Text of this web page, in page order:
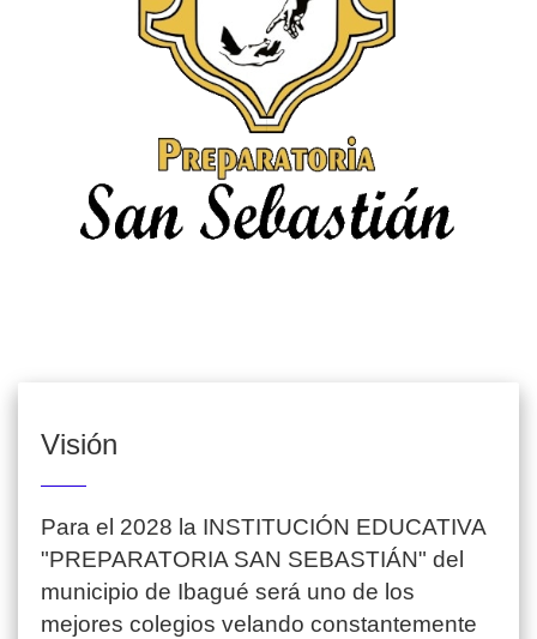
Visión
Para el 2028 la INSTITUCIÓN EDUCATIVA
"PREPARATORIA SAN SEBASTIÁN" del
municipio de Ibagué será uno de los
mejores colegios velando constantemente